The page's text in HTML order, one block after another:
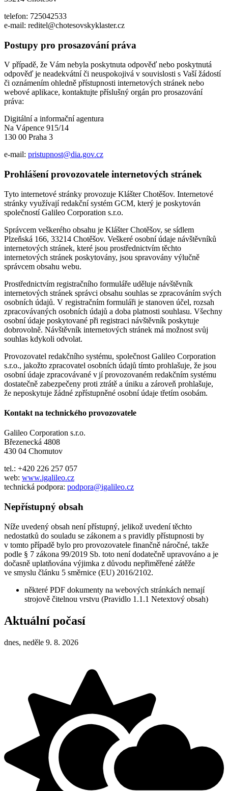
telefon: 725042533
e-mail: reditel@chotesovskyklaster.cz
Postupy pro prosazování práva
V případě, že Vám nebyla poskytnuta odpověď nebo poskytnutá
odpověď je neadekvátní či neuspokojivá v souvislosti s Vaší žádostí
či oznámením ohledně přístupnosti internetových stránek nebo
webové aplikace, kontaktujte příslušný orgán pro prosazování
práva:
Digitální a informační agentura
Na Vápence 915/14
130 00 Praha 3
e-mail: pristupnost@dia.gov.cz
Prohlášení provozovatele internetových stránek
Tyto internetové stránky provozuje Klášter Chotěšov. Internetové
stránky využívají redakční systém GCM, který je poskytován
společností Galileo Corporation s.r.o.
Správcem veškerého obsahu je Klášter Chotěšov, se sídlem
Plzeňská 166, 33214 Chotěšov. Veškeré osobní údaje návštěvníků
internetových stránek, které jsou prostřednictvím těchto
internetových stránek poskytovány, jsou spravovány výlučně
správcem obsahu webu.
Prostřednictvím registračního formuláře uděluje návštěvník
internetových stránek správci obsahu souhlas se zpracováním svých
osobních údajů. V registračním formuláři je stanoven účel, rozsah
zpracovávaných osobních údajů a doba platnosti souhlasu. Všechny
osobní údaje poskytované při registraci návštěvník poskytuje
dobrovolně. Návštěvník internetových stránek má možnost svůj
souhlas kdykoli odvolat.
Provozovatel redakčního systému, společnost Galileo Corporation
s.r.o., jakožto zpracovatel osobních údajů tímto prohlašuje, že jsou
osobní údaje zpracovávané v jí provozovaném redakčním systému
dostatečně zabezpečeny proti ztrátě a úniku a zároveň prohlašuje,
že neposkytuje žádné zpřístupněné osobní údaje třetím osobám.
Kontakt na technického provozovatele
Galileo Corporation s.r.o.
Březenecká 4808
430 04 Chomutov
tel.: +420 226 257 057
web: www.igalileo.cz
technická podpora: podpora@igalileo.cz
Nepřístupný obsah
Níže uvedený obsah není přístupný, jelikož uvedení těchto
nedostatků do souladu se zákonem a s pravidly přístupnosti by
v tomto případě bylo pro provozovatele finančně náročné, takže
podle § 7 zákona 99/2019 Sb. toto není dodatečně upravováno a je
dočasně uplatňována výjimka z důvodu nepřiměřené zátěže
ve smyslu článku 5 směrnice (EU) 2016/2102.
některé PDF dokumenty na webových stránkách nemají
strojově čitelnou vrstvu (Pravidlo 1.1.1 Netextový obsah)
Aktuální počasí
dnes, neděle 9. 8. 2026